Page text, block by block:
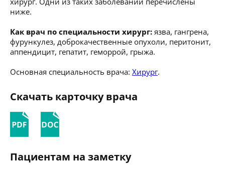
ниже.
Как врач по специальности хирург: язва, гангрена,
фурункулез, доброкачественные опухоли, перитонит,
аппендицит, гепатит, геморрой, грыжа.
Основная специальность врача: Хирург.
Скачать карточку врача
Пациентам на заметку